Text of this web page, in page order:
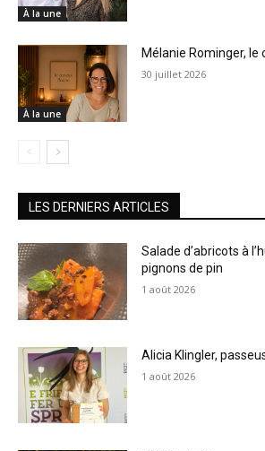
À la une
À la une
Mélanie Rominger, le
30 juillet 2026
LES DERNIERS ARTICLES
Salade d’abricots à
pignons de pin
1 août 2026
Alicia Klingler,
1 août 2026